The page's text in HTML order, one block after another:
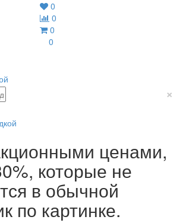
0
0
0
0
×
ценами,
которые не
в обычной
по картинке.